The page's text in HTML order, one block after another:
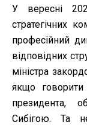
У вересні
стратегічних
професійний
відповідних
міністра
якщо
президента,
Сибігою. Та